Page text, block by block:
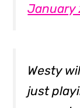
January
Westy
just